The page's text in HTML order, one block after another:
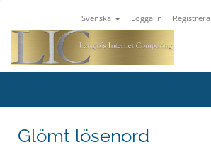
Svenska Logga in Registrera
Glömt lösenord